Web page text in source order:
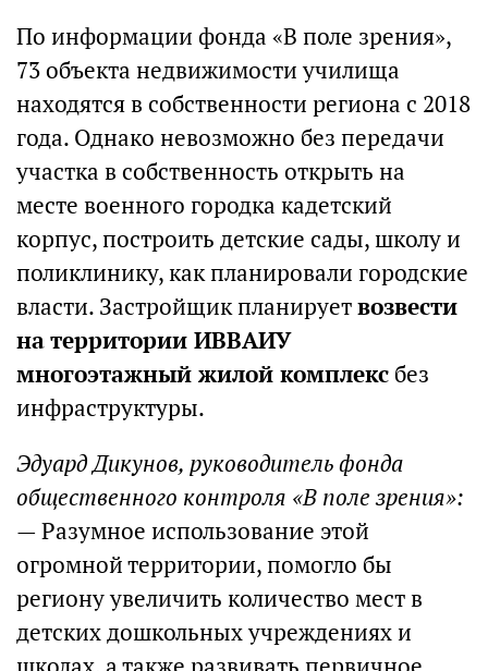
По информации фонда «В поле зрения»,
73 объекта недвижимости училища
находятся в собственности региона с 2018
года. Однако невозможно без передачи
участка в собственность открыть на
месте военного городка кадетский
корпус, построить детские сады, школу и
поликлинику, как планировали городские
власти. Застройщик планируетвозвести
на территории ИВВАИУ
многоэтажный жилой комплексбез
инфраструктуры.
Эдуард Дикунов, руководитель фонда
общественного контроля «В поле зрения»:
— Разумное использование этой
огромной территории, помогло бы
региону увеличить количество мест в
детских дошкольных учреждениях и